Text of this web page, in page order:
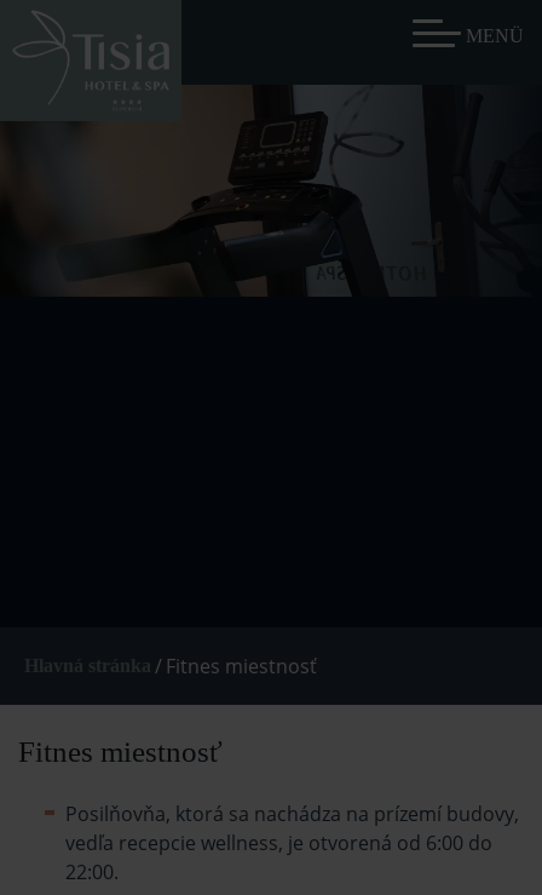
/ Fitnes miestnosť
Fitnes miestnosť
Posilňovňa, ktorá sa nachádza na prízemí budovy,
vedľa recepcie wellness, je otvorená od 6:00 do
22:00.